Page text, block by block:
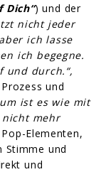
Dich“) und der
nicht jeder
ich lasse
ich begegne.
und durch.“,
und
ist es wie mit
nicht mehr
Elementen,
Stimme und
und